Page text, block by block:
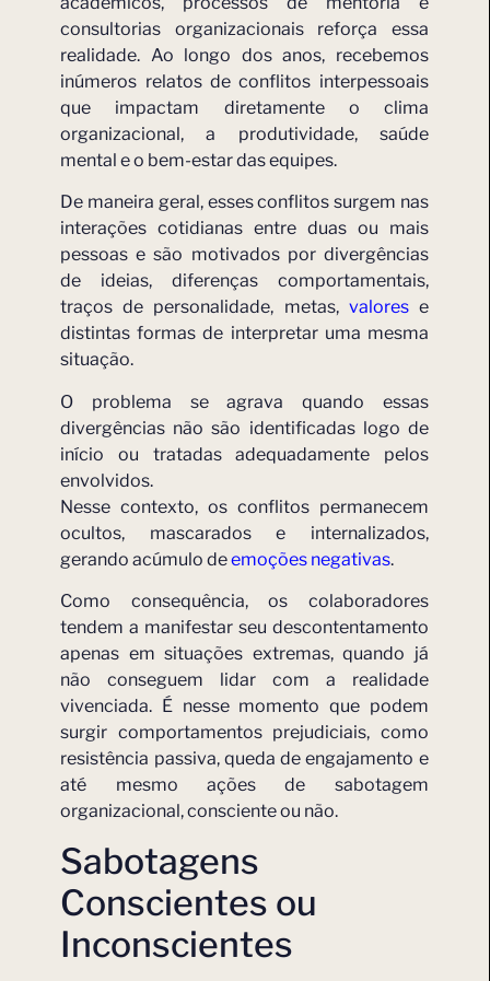
consultorias organizacionais reforça essa
realidade. Ao longo dos anos, recebemos
inúmeros relatos de conflitos interpessoais
que impactam diretamente o clima
organizacional, a produtividade, saúde
mental e o bem-estar das equipes.
De maneira geral, esses conflitos surgem nas
interações cotidianas entre duas ou mais
pessoas e são motivados por divergências
de ideias, diferenças comportamentais,
traços de personalidade, metas, valorese
distintas formas de interpretar uma mesma
situação.
O problema se agrava quando essas
divergências não são identificadas logo de
início ou tratadas adequadamente pelos
envolvidos.
Nesse contexto, os conflitos permanecem
ocultos, mascarados e internalizados,
gerando acúmulo deemoções negativas.
Como consequência, os colaboradores
tendem a manifestar seu descontentamento
apenas em situações extremas, quando já
não conseguem lidar com a realidade
vivenciada. É nesse momento que podem
surgir comportamentos prejudiciais, como
resistência passiva, queda de engajamento e
até mesmo ações de sabotagem
organizacional, consciente ou não.
Sabotagens
Conscientes ou
Inconscientes